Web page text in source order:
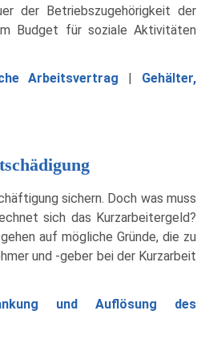
der Betriebszugehörigkeit der
Budget für soziale Aktivitäten
Arbeitsvertrag | Gehälter,
sichern. Doch was muss
sich das Kurzarbeitergeld?
auf mögliche Gründe, die zu
und -geber bei der Kurzarbeit
und Auflösung des